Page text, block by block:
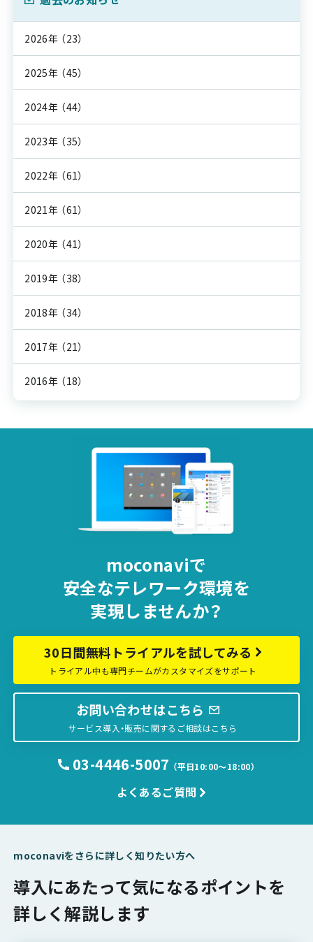
2026年 （23）
2025年 （45）
2024年 （44）
2023年 （35）
2022年 （61）
2021年 （61）
2020年 （41）
2019年 （38）
2018年 （34）
2017年 （21）
2016年 （18）
moconaviで
安全なテレワーク環境を
実現しませんか？
30日間無料トライアルを試してみる
トライアル中も専門チームがカスタマイズをサポート
お問い合わせはこちら
サービス導入・販売に関するご相談はこちら
03-4446-5007 （平日10:00〜18:00）
よくあるご質問
moconaviをさらに詳しく知りたい方へ
導入にあたって気になるポイントを
詳しく解説します